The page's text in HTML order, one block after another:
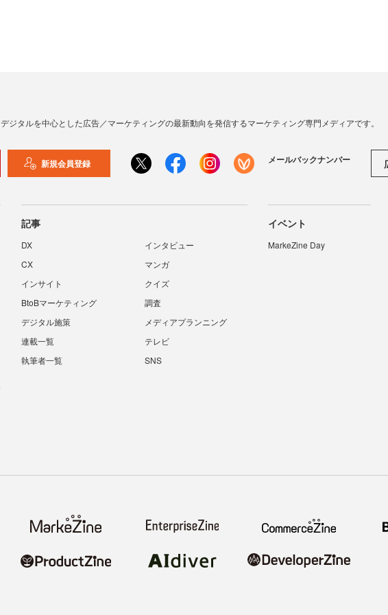
デジタルを中心とした広告／マーケティングの最新動向を発信するマーケティング専門メディアです。
新規会員登録 メールバックナンバー
記事
DX
インタビュー
CX
マンガ
インサイト
クイズ
BtoBマーケティング
調査
デジタル施策
メディアプランニング
連載一覧
テレビ
執筆者一覧
SNS
イベント
MarkeZine Day